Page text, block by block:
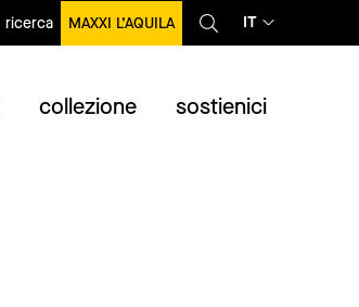
ricerca MAXXI L’AQUILA IT
collezione sostienici